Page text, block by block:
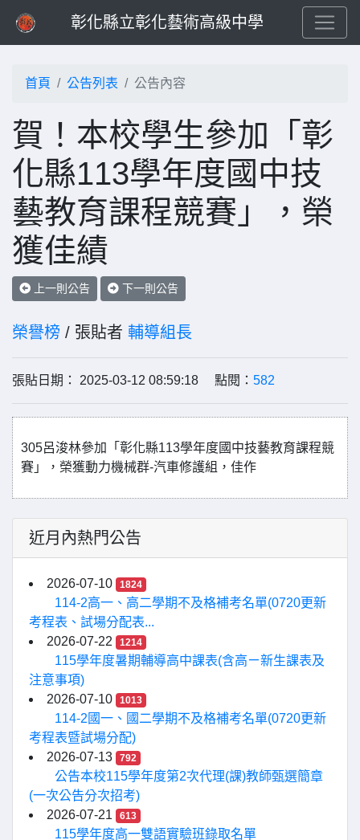
彰化縣立彰化藝術高級中學
首頁 公告列表 公告內容
賀！本校學生參加「彰
化縣113學年度國中技
藝教育課程競賽」，榮
獲佳績
上一則公告 下一則公告
榮譽榜 / 張貼者 輔導組長
張貼日期： 2025-03-12 08:59:18 點閱： 582
305呂浚林參加「彰化縣113學年度國中技藝教育課程競
賽」，榮獲動力機械群-汽車修護組，佳作
近月內熱門公告
2026-07-10 1824
114-2高一、高二學期不及格補考名單(0720更新
考程表、試場分配表...
2026-07-22
1214
115學年度暑期輔導高中課表(含高ㄧ新生課表及
注意事項)
2026-07-10
1013
114-2國一、國二學期不及格補考名單(0720更新
考程表暨試場分配)
2026-07-13
792
公告本校115學年度第2次代理(課)教師甄選簡章
(一次公告分次招考)
2026-07-21
613
115學年度高一雙語實驗班錄取名單